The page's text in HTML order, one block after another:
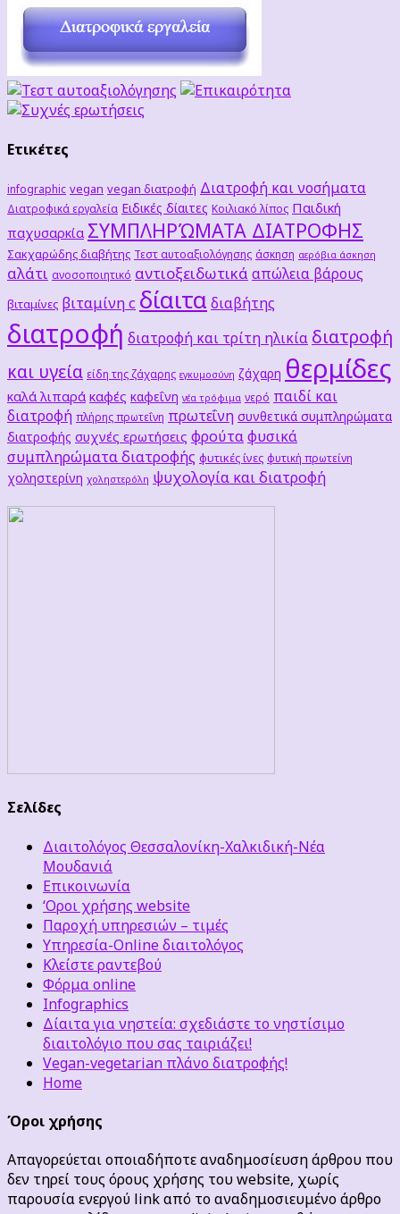
Ετικέτες
infographic vegan vegan διατροφή Διατροφή και νοσήματα
Διατροφικά εργαλεία Ειδικές δίαιτες Κοιλιακό λίπος Παιδική
παχυσαρκία ΣΥΜΠΛΗΡΏΜΑΤΑ ΔΙΑΤΡΟΦΗΣ
Σακχαρώδης διαβήτης Τεστ αυτοαξιολόγησης άσκηση αερόβια άσκηση
αλάτι ανοσοποιητικό αντιοξειδωτικά απώλεια βάρους
βιταμίνες βιταμίνη c δίαιτα διαβήτης
διατροφή διατροφή και τρίτη ηλικία διατροφή
και υγεία είδη της ζάχαρης εγκυμοσύνη ζάχαρη θερμίδες
καλά λιπαρά καφές καφεΐνη νέα τρόφιμα νερό παιδί και
διατροφή πλήρης πρωτεΐνη πρωτεΐνη συνθετικά συμπληρώματα
διατροφής συχνές ερωτήσεις φρούταφυσικά
συμπληρώματα διατροφής φυτικές ίνες φυτική πρωτείνη
χοληστερίνη χοληστερόλη ψυχολογία και διατροφή
Σελίδες
Διαιτολόγος Θεσσαλονίκη-Χαλκιδική-Νέα
Μουδανιά
Επικοινωνία
‘Οροι χρήσης website
Παροχή υπηρεσιών – τιμές
Υπηρεσία-Online διαιτολόγος
Κλείστε ραντεβού
Φόρμα online
Infographics
Δίαιτα για νηστεία: σχεδιάστε το νηστίσιμο
διαιτολόγιο που σας ταιριάζει!
Vegan-vegetarian πλάνο διατροφής!
Home
Όροι χρήσης
Απαγορεύεται οποιαδήποτε αναδημοσίευση άρθρου που
δεν τηρεί τους όρους χρήσης του website, χωρίς
παρουσία ενεργού link από το αναδημοσιευμένο άρθρο